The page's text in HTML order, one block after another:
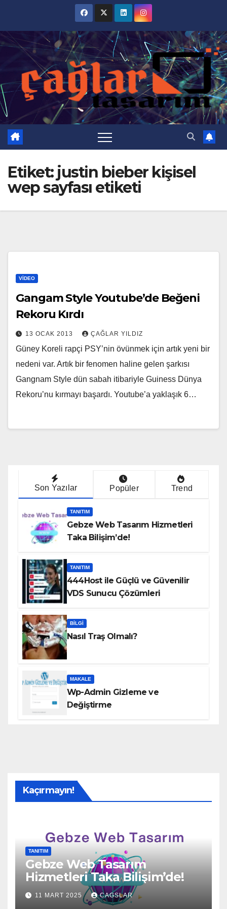
content
Etiket: justin bieber kişisel
wep sayfası etiketi
VIDEO
Gangam Style Youtube’de Beğeni
Rekoru Kırdı
13 OCAK 2013 ÇAĞLAR YILDIZ
Güney Koreli rapçi PSY’nin övünmek için artık yeni bir
nedeni var. Artık bir fenomen haline gelen şarkısı
Gangnam Style dün sabah itibariyle Guiness Dünya
Rekoru’nu kırmayı başardı. Youtube’a yaklaşık 6…
Son Yazılar Popüler Trend
TANITIM
Gebze Web Tasarım Hizmetleri
Taka Bilişim’de!
TANITIM
444Host ile Güçlü ve Güvenilir
VDS Sunucu Çözümleri
BILGI
Nasıl Traş Olmalı?
MAKALE
Wp-Admin Gizleme ve
Değiştirme
Kaçırmayın!
TANITIM
Gebze Web Tasarım
Hizmetleri Taka Bilişim’de!
11 MART 2025 CAGSLAR